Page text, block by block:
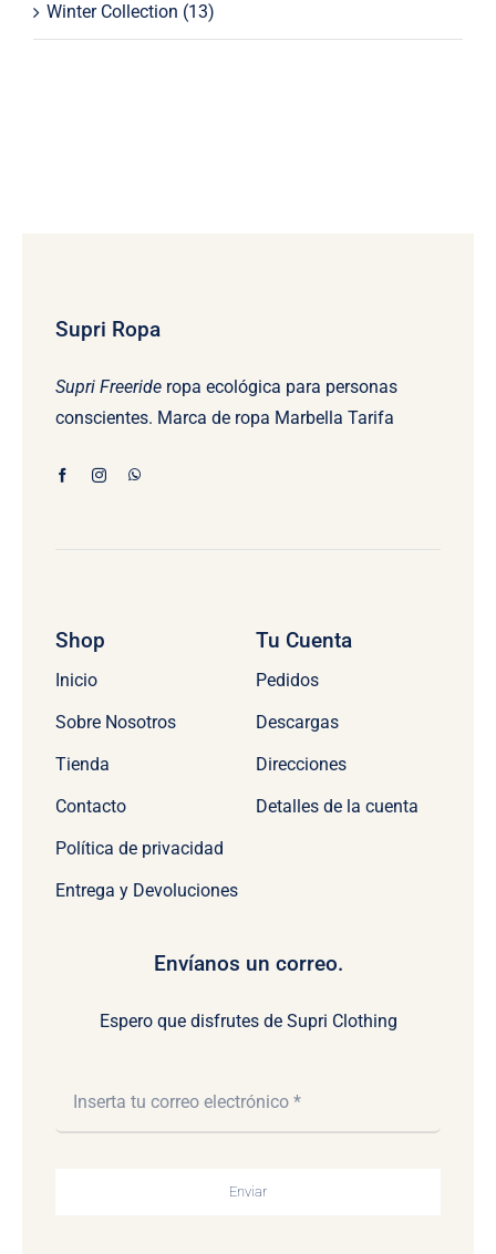
Winter Collection (13)
Supri Ropa
Supri Freerideropa ecológica para personas
conscientes. Marca de ropa Marbella Tarifa
Shop
Inicio
Sobre Nosotros
Tienda
Contacto
Política de privacidad
Entrega y Devoluciones
Tu Cuenta
Pedidos
Descargas
Direcciones
Detalles de la cuenta
Envíanos un correo.
Espero que disfrutes de Supri Clothing
Enviar